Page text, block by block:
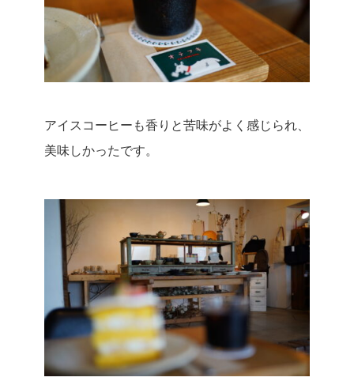
アイスコーヒーも香りと苦味がよく感じられ、
美味しかったです。